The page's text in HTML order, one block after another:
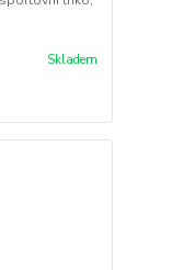
Skladem